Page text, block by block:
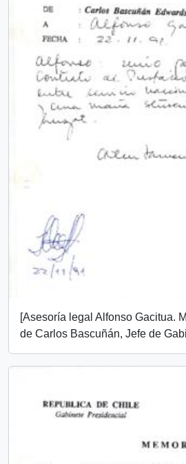
[Asesoría legal Alfonso Gacitua.
de Carlos Bascuñán, Jefe de